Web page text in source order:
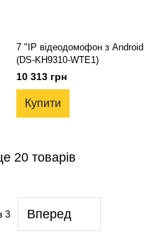
7 "IP відеодомофон з Android
(DS-KH9310-WTE1)
10 313 грн
Купити
20 товарів
3 Вперед